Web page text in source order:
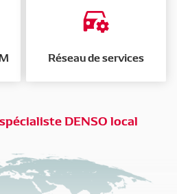
DENSO local
Réseau de services